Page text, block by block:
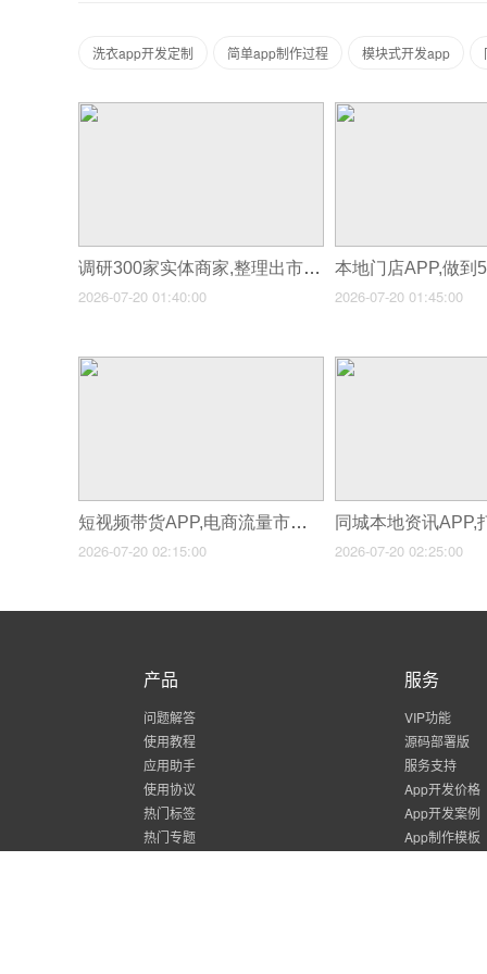
洗衣app开发定制 简单app制作过程 模块式开发app
调研300家实体商家,整理出市场刚需的App功能清单
2026-07-20 01:40:00 2026-07-20 01:45:00
短视频带货APP,电商流量市场必备7个转化工具
2026-07-20 02:15:00 2026-07-20 02:25:00
产品
问题解答
使用教程
应用助手
使用协议
热门标签
热门专题
服务
VIP功能
源码部署版
服务支持
App开发价格
App开发案例
App制作模板